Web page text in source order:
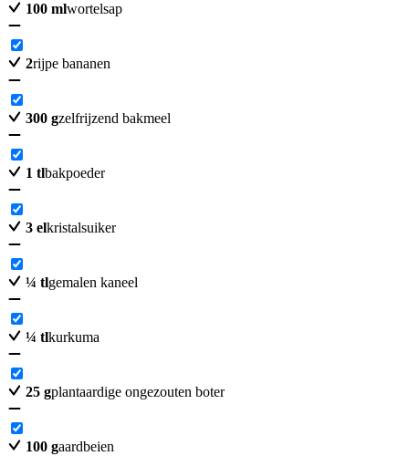
100 mlwortelsap
2rijpe bananen
300 gzelfrijzend bakmeel
1 tlbakpoeder
3 elkristalsuiker
¼ tlgemalen kaneel
¼ tlkurkuma
25 gplantaardige ongezouten boter
100 gaardbeien